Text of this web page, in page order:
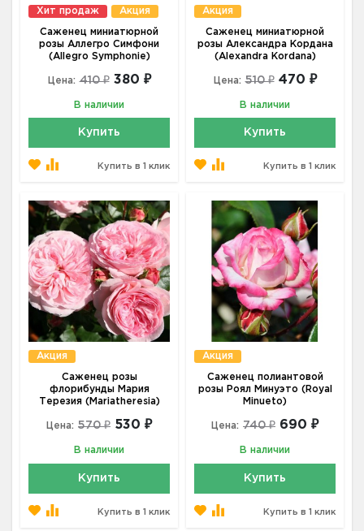
Хит продаж Акция
Саженец миниатюрной
розы Аллегро Симфони
(Allegro Symphonie)
Цена: 410 ₽ 380 ₽
В наличии
Купить
Купить в 1 клик
Акция
Саженец миниатюрной
розы Александра Кордана
(Alexandra Kordana)
Цена: 510 ₽ 470 ₽
В наличии
Купить
Купить в 1 клик
Акция
Саженец розы
флорибунды Мария
Терезия (Mariatheresia)
Цена: 570 ₽ 530 ₽
В наличии
Купить
Купить в 1 клик
Акция
Саженец полиантовой
розы Роял Минуэто (Royal
Minueto)
Цена: 740 ₽ 690 ₽
В наличии
Купить
Купить в 1 клик